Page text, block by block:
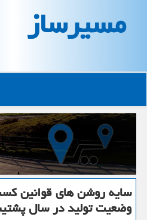
مسیرساز
سایه روشن های قوانین
وضعیت تولید در سال